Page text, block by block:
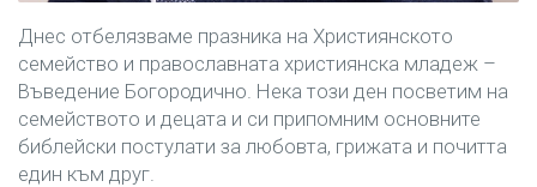
Днес отбелязваме празника на Християнското
семейство и православната християнска младеж –
Въведение Богородично. Нека този ден посветим на
семейството и децата и си припомним основните
библейски постулати за любовта, грижата и почитта
един към друг.